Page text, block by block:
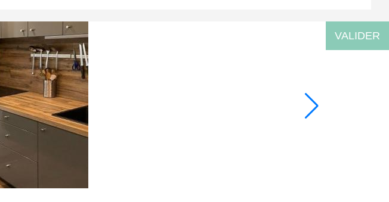
VALIDER